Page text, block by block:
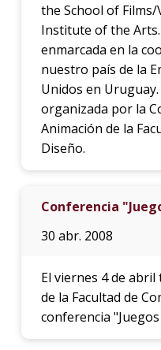
the School of
Institute of the
enmarcada en la
nuestro país de la
Unidos en
organizada por la
Animación de la
Diseño.
Conferencia
30 abr. 2008
El viernes 4 de
de la Facultad de
conferencia